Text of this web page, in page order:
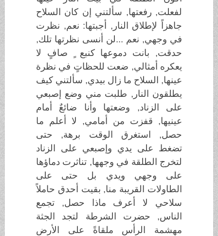
لفعلت, رفعتها, سألتني إن كان السلاح
جاهزاً لإطلاق النار, أجبتها: نعم, نظرت
في وجهي, نعم ...لن أنسى نظرتها تلك,
حدقت, بانت دموعها كنبع ٍ صافٍ لا
يعكره أمثالي, ضعت للحظاتٍ في نظرة
عينها, السلاح ما زال بيدي, سألتني كيف
يطلقون النار, طلبت مني وضع إصبعي
على الزناد, وضعتها وأنا ضائعٌ أمام
عينيها, قفزت من أمامي, لا أعلم ما
حصل, استغرق الوقت برهة, حتى
تضغط على يدي وإصبعي على الزناد
لتخرج الطلقة في وجهها, تناثرت دماؤها
على وجهي ويدي بل حتى على
الطاولات القريبة منا, بقيت أحدق حاملاً
سلاحي لا أعرف ماذا حصل, تجمع
الناس, حضرت الشرطة لتجد الجثة
مهشمة الرأس ملقاةً على الأرض